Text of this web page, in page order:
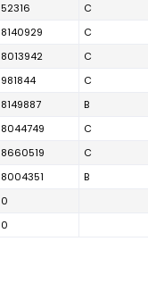
52316 C
8140929 C
8013942 C
981844 C
8149887 B
8044749 C
8660519 C
8004351 B
0
0